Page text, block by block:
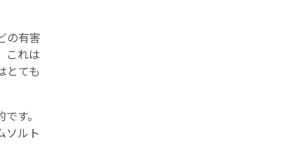
の有害
これは
とても
す。
ソルト